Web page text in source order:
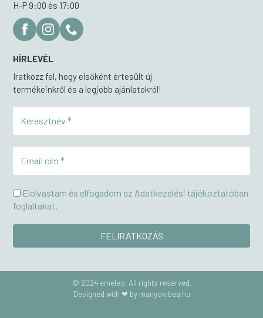
H-P 9:00 és 17:00
HÍRLEVÉL
Iratkozz fel, hogy elsőként értesült új
termékeinkről és a legjobb ajánlatokról!
Elolvastam és elfogadom az Adatkezelési tájékoztatóban
foglaltakat.
© 2024 emeleo. All rights reserved.
Designed with ❤ by manyokibea.hu